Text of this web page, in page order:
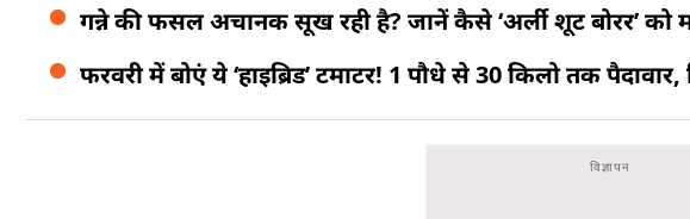
गन्ने की फसल अचानक सूख रही है? जानें कैसे ‘अर्ली शूट बोरर’ को
फरवरी में बोएं ये ‘हाइब्रिड’ टमाटर! 1 पौधे से 30 किलो तक